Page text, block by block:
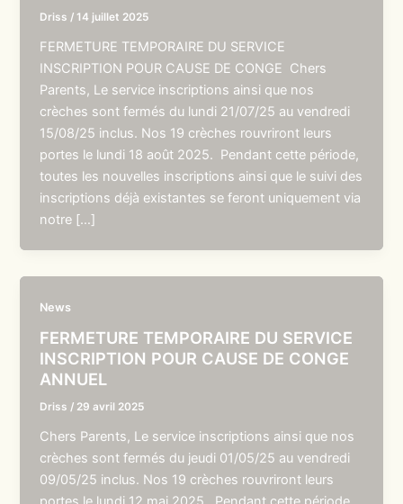
Driss /14 juillet 2025
FERMETURE TEMPORAIRE DU SERVICE
INSCRIPTION POUR CAUSE DE CONGE Chers
Parents, Le service inscriptions ainsi que nos
crèches sont fermés du lundi 21/07/25 au vendredi
15/08/25 inclus. Nos 19 crèches rouvriront leurs
portes le lundi 18 août 2025. Pendant cette période,
toutes les nouvelles inscriptions ainsi que le suivi des
inscriptions déjà existantes se feront uniquement via
notre […]
News
FERMETURE TEMPORAIRE DU SERVICE
INSCRIPTION POUR CAUSE DE CONGE
ANNUEL
Driss / 29 avril 2025
Chers Parents, Le service inscriptions ainsi que nos
crèches sont fermés du jeudi 01/05/25 au vendredi
09/05/25 inclus. Nos 19 crèches rouvriront leurs